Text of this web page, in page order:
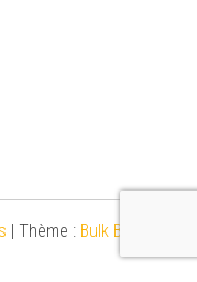
| Thème : Bulk Blog